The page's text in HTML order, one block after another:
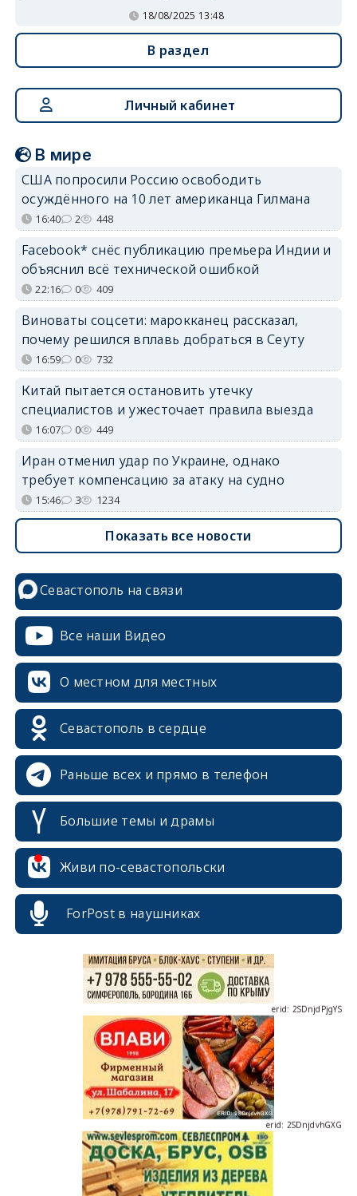
18/08/2025 13:48
В раздел
Личный кабинет
В мире
США попросили Россию освободить
осуждённого на 10 лет американца Гилмана
16:40 2 448
Facebook* снёс публикацию премьера Индии и
объяснил всё технической ошибкой
22:16 0 409
Виноваты соцсети: марокканец рассказал,
почему решился вплавь добраться в Сеуту
16:59 0 732
Китай пытается остановить утечку
специалистов и ужесточает правила выезда
16:07 0 449
Иран отменил удар по Украине, однако
требует компенсацию за атаку на судно
15:46 3 1234
Показать все новости
Севастополь на связи
Все наши Видео
О местном для местных
Севастополь в сердце
Раньше всех и прямо в телефон
Большие темы и драмы
Живи по-севастопольски
ForPost в наушниках
erid: 2SDnjcrDNw6
erid: 2SDnjdvhGXG